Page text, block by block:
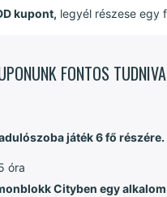
kupont, legyél részese egy
FONTOS
játék 6 fő részére.
óra
Cityben egy